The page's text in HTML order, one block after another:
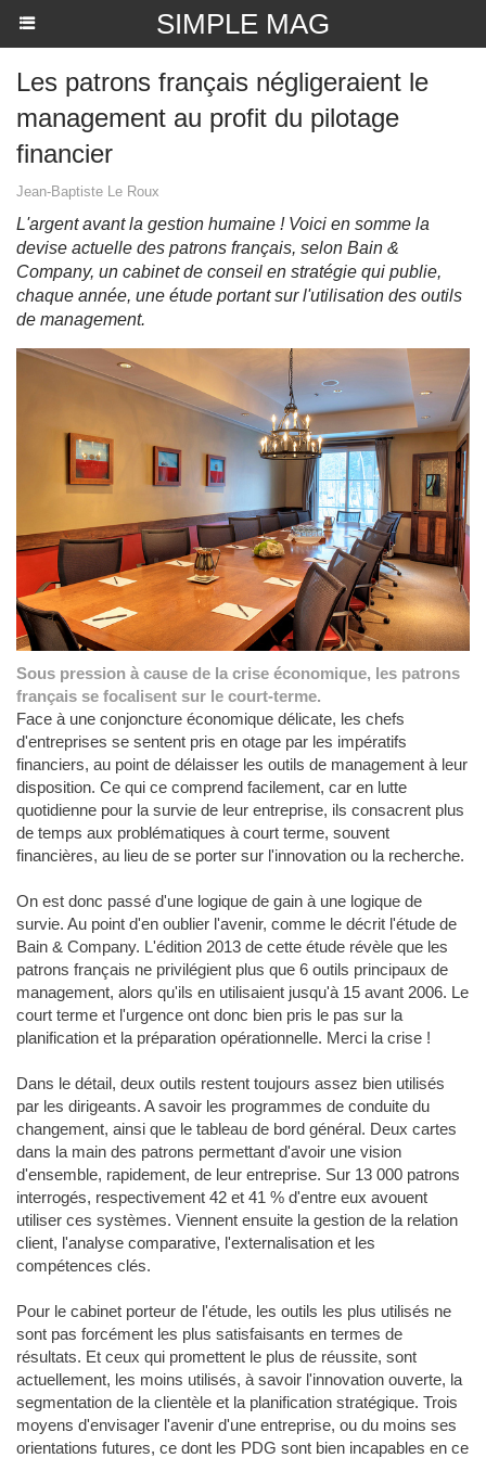
SIMPLE MAG
Les patrons français négligeraient le
management au profit du pilotage
financier
Jean-Baptiste Le Roux
L'argent avant la gestion humaine ! Voici en somme la
devise actuelle des patrons français, selon Bain &
Company, un cabinet de conseil en stratégie qui publie,
chaque année, une étude portant sur l'utilisation des outils
de management.
Sous pression à cause de la crise économique, les patrons
français se focalisent sur le court-terme.
Face à une conjoncture économique délicate, les chefs
d'entreprises se sentent pris en otage par les impératifs
financiers, au point de délaisser les outils de management à leur
disposition. Ce qui ce comprend facilement, car en lutte
quotidienne pour la survie de leur entreprise, ils consacrent plus
de temps aux problématiques à court terme, souvent
financières, au lieu de se porter sur l'innovation ou la recherche.
On est donc passé d'une logique de gain à une logique de
survie. Au point d'en oublier l'avenir, comme le décrit l'étude de
Bain & Company. L'édition 2013 de cette étude révèle que les
patrons français ne privilégient plus que 6 outils principaux de
management, alors qu'ils en utilisaient jusqu'à 15 avant 2006. Le
court terme et l'urgence ont donc bien pris le pas sur la
planification et la préparation opérationnelle. Merci la crise !
Dans le détail, deux outils restent toujours assez bien utilisés
par les dirigeants. A savoir les programmes de conduite du
changement, ainsi que le tableau de bord général. Deux cartes
dans la main des patrons permettant d'avoir une vision
d'ensemble, rapidement, de leur entreprise. Sur 13 000 patrons
interrogés, respectivement 42 et 41 % d'entre eux avouent
utiliser ces systèmes. Viennent ensuite la gestion de la relation
client, l'analyse comparative, l'externalisation et les
compétences clés.
Pour le cabinet porteur de l'étude, les outils les plus utilisés ne
sont pas forcément les plus satisfaisants en termes de
résultats. Et ceux qui promettent le plus de réussite, sont
actuellement, les moins utilisés, à savoir l'innovation ouverte, la
segmentation de la clientèle et la planification stratégique. Trois
moyens d'envisager l'avenir d'une entreprise, ou du moins ses
orientations futures, ce dont les PDG sont bien incapables en ce